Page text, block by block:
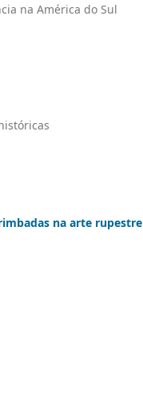
na América do Sul
na arte rupestre